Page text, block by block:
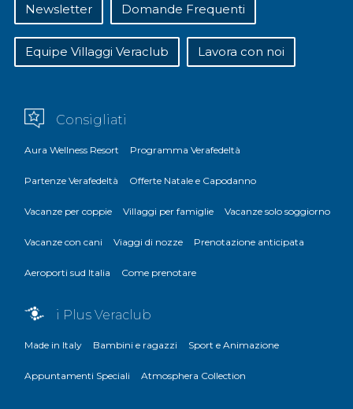
Newsletter Domande Frequenti
Equipe Villaggi Veraclub Lavora con noi
Consigliati
Aura Wellness Resort Programma Verafedeltà
Partenze Verafedeltà Offerte Natale e Capodanno
Vacanze per coppie Villaggi per famiglie Vacanze solo soggiorno
Vacanze con cani Viaggi di nozze Prenotazione anticipata
Aeroporti sud Italia Come prenotare
i Plus Veraclub
Made in Italy Bambini e ragazzi Sport e Animazione
Appuntamenti Speciali Atmosphera Collection